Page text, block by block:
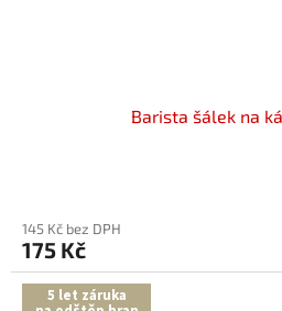
Barista šálek na
145 Kč bez DPH
175 Kč
5 let záruka